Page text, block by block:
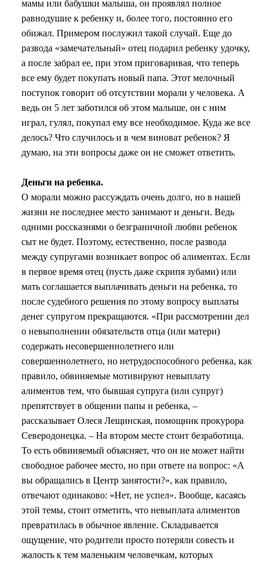
мамы или бабушки малыша, он проявлял полное
равнодушие к ребенку и, более того, постоянно его
обижал. Примером послужил такой случай. Еще до
развода «замечательный» отец подарил ребенку удочку,
а после забрал ее, при этом приговаривая, что теперь
все ему будет покупать новый папа. Этот мелочный
поступок говорит об отсутствии морали у человека. А
ведь он 5 лет заботился об этом малыше, он с ним
играл, гулял, покупал ему все необходимое. Куда же все
делось? Что случилось и в чем виноват ребенок? Я
думаю, на эти вопросы даже он не сможет ответить.
Деньги на ребенка.
О морали можно рассуждать очень долго, но в нашей
жизни не последнее место занимают и деньги. Ведь
одними россказнями о безграничной любви ребенок
сыт не будет. Поэтому, естественно, после развода
между супругами возникает вопрос об алиментах. Если
в первое время отец (пусть даже скрипя зубами) или
мать соглашается выплачивать деньги на ребенка, то
после судебного решения по этому вопросу выплаты
денег супругом прекращаются. «При рассмотрении дел
о невыполнении обязательств отца (или матери)
содержать несовершеннолетнего или
совершеннолетнего, но нетрудоспособного ребенка, как
правило, обвиняемые мотивируют невыплату
алиментов тем, что бывшая супруга (или супруг)
препятствует в общении папы и ребенка, –
рассказывает Олеся Лещинская, помощник прокурора
Северодонецка. – На втором месте стоит безработица.
То есть обвиняемый объясняет, что он не может найти
свободное рабочее место, но при ответе на вопрос: «А
вы обращались в Центр занятости?», как правило,
отвечают одинаково: «Нет, не успел». Вообще, касаясь
этой темы, стоит отметить, что невыплата алиментов
превратилась в обычное явление. Складывается
ощущение, что родители просто потеряли совесть и
жалость к тем маленьким человечкам, которых